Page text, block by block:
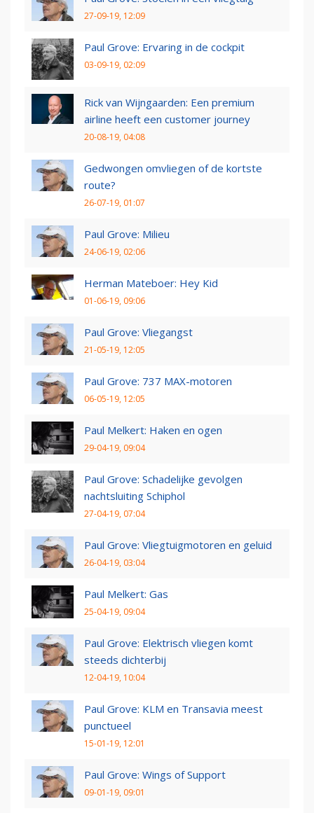
27-09-19, 12:09
Paul Grove: Ervaring in de cockpit
03-09-19, 02:09
Rick van Wijngaarden: Een premium
airline heeft een customer journey
20-08-19, 04:08
Gedwongen omvliegen of de kortste
route?
26-07-19, 01:07
Paul Grove: Milieu
24-06-19, 02:06
Herman Mateboer: Hey Kid
01-06-19, 09:06
Paul Grove: Vliegangst
21-05-19, 12:05
Paul Grove: 737 MAX-motoren
06-05-19, 12:05
Paul Melkert: Haken en ogen
29-04-19, 09:04
Paul Grove: Schadelijke gevolgen
nachtsluiting Schiphol
27-04-19, 07:04
Paul Grove: Vliegtuigmotoren en geluid
26-04-19, 03:04
Paul Melkert: Gas
25-04-19, 09:04
Paul Grove: Elektrisch vliegen komt
steeds dichterbij
12-04-19, 10:04
Paul Grove: KLM en Transavia meest
punctueel
15-01-19, 12:01
Paul Grove: Wings of Support
09-01-19, 09:01